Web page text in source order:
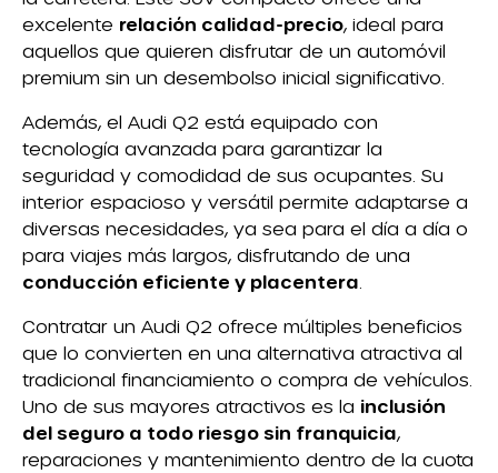
excelente relación calidad-precio, ideal para
aquellos que quieren disfrutar de un automóvil
premium sin un desembolso inicial significativo.
Además, el Audi Q2 está equipado con
tecnología avanzada para garantizar la
seguridad y comodidad de sus ocupantes. Su
interior espacioso y versátil permite adaptarse a
diversas necesidades, ya sea para el día a día o
para viajes más largos, disfrutando de una
conducción eficiente y placentera
Contratar un Audi Q2 ofrece múltiples beneficios
que lo convierten en una alternativa atractiva al
tradicional financiamiento o compra de vehículos.
Uno de sus mayores atractivos es la inclusión
del seguro a todo riesgo sin franquicia,
reparaciones y mantenimiento dentro de la cuota